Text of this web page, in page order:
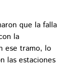
que la falla
la
ese tramo, lo
las estaciones